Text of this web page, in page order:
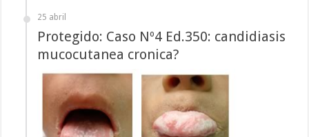
25 abril
Protegido: Caso Nº4 Ed.350: candidiasis
mucocutanea cronica?